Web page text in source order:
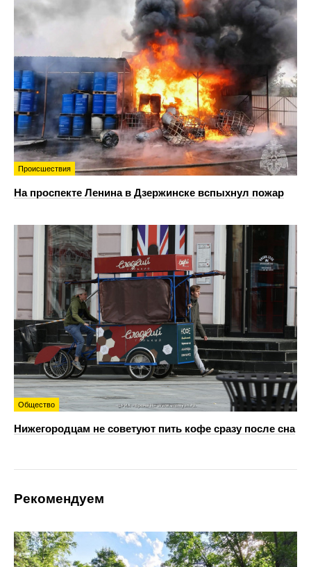
Происшествия
На проспекте Ленина в Дзержинске вспыхнул пожар
Общество
Нижегородцам не советуют пить кофе сразу после сна
Рекомендуем